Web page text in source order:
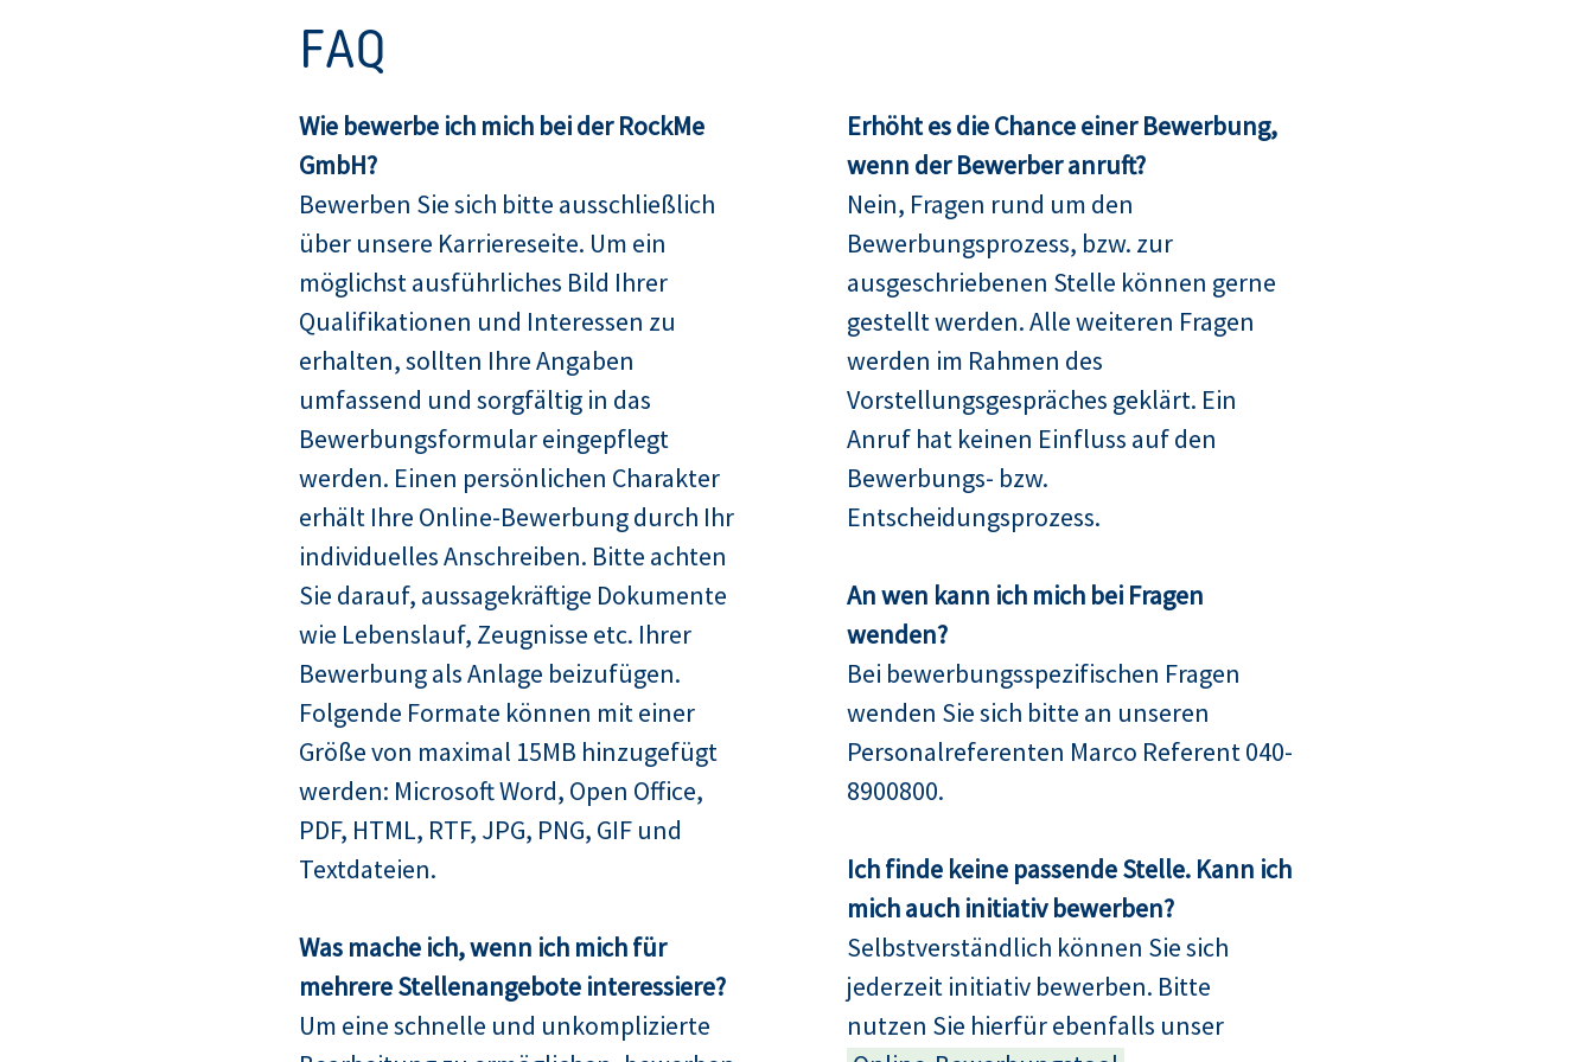
FAQ
Wie bewerbe ich mich bei der RockMe
GmbH?
Bewerben Sie sich bitte ausschließlich
über unsere Karriereseite. Um ein
möglichst ausführliches Bild Ihrer
Qualifikationen und Interessen zu
erhalten, sollten Ihre Angaben
umfassend und sorgfältig in das
Bewerbungsformular eingepflegt
werden. Einen persönlichen Charakter
erhält Ihre Online-Bewerbung durch Ihr
individuelles Anschreiben. Bitte achten
Sie darauf, aussagekräftige Dokumente
wie Lebenslauf, Zeugnisse etc. Ihrer
Bewerbung als Anlage beizufügen.
Folgende Formate können mit einer
Größe von maximal 15MB hinzugefügt
werden: Microsoft Word, Open Office,
PDF, HTML, RTF, JPG, PNG, GIF und
Textdateien.
Was mache ich, wenn ich mich für
mehrere Stellenangebote interessiere?
Um eine schnelle und unkomplizierte
Erhöht es die Chance einer Bewerbung,
wenn der Bewerber anruft?
Nein, Fragen rund um den
Bewerbungsprozess, bzw. zur
ausgeschriebenen Stelle können gerne
gestellt werden. Alle weiteren Fragen
werden im Rahmen des
Vorstellungsgespräches geklärt. Ein
Anruf hat keinen Einfluss auf den
Bewerbungs- bzw.
Entscheidungsprozess.
An wen kann ich mich bei Fragen
wenden?
Bei bewerbungsspezifischen Fragen
wenden Sie sich bitte an unseren
Personalreferenten Marco Referent 040-
8900800.
Ich finde keine passende Stelle. Kann ich
mich auch initiativ bewerben?
Selbstverständlich können Sie sich
jederzeit initiativ bewerben. Bitte
nutzen Sie hierfür ebenfalls unser